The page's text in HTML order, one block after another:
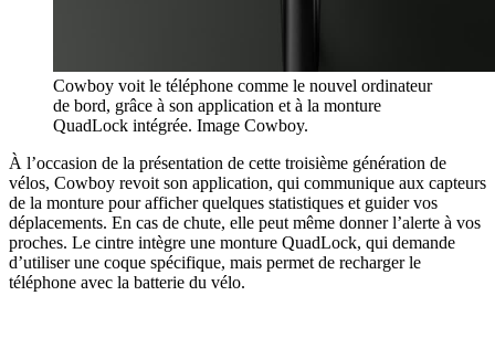
Cowboy voit le téléphone comme le nouvel ordinateur
de bord, grâce à son application et à la monture
QuadLock intégrée. Image Cowboy.
À l’occasion de la présentation de cette troisième génération de
vélos, Cowboy revoit son application, qui communique aux capteurs
de la monture pour afficher quelques statistiques et guider vos
déplacements. En cas de chute, elle peut même donner l’alerte à vos
proches. Le cintre intègre une monture QuadLock, qui demande
d’utiliser une coque spécifique, mais permet de recharger le
téléphone avec la batterie du vélo.